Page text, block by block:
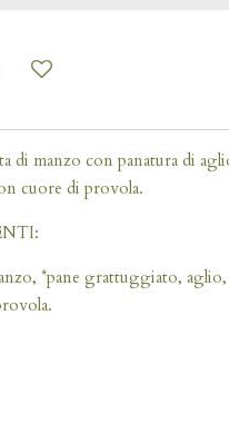
di manzo con panatura di
cuore di provola.
*pane grattuggiato,